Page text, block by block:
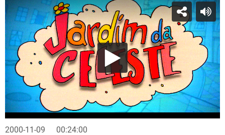
2000-11-09 00:24:00